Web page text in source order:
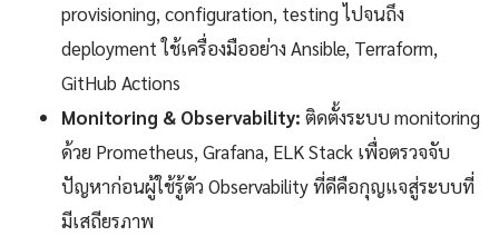
provisioning, configuration, testing ไปจนถึง
deployment ใช้เครื่องมืออย่าง Ansible, Terraform,
GitHub Actions
Monitoring & Observability: ติดตั้งระบบ monitoring
ด้วย Prometheus, Grafana, ELK Stack เพื่อตรวจจับ
ปัญหาก่อนผู้ใช้รู้ตัว Observability ที่ดีคือกุญแจสู่ระบบที่
มีเสถียรภาพ